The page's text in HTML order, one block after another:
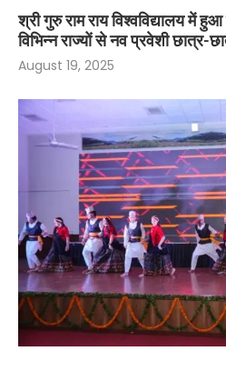
श्री गुरु राम राय विश्वविद्यालय में हुआ
विभिन्न राज्यों से नव प्रवेशी छात्र-
August 19, 2025